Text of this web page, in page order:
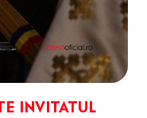
INVITATUL